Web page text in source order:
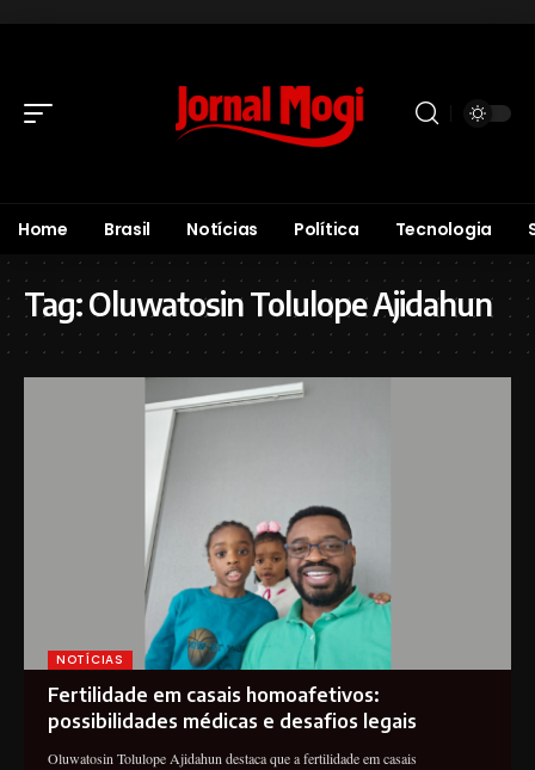
Home Brasil Notícias Política Tecnologia
Tag:Oluwatosin Tolulope Ajidahun
NOTÍCIAS
Fertilidade em casais homoafetivos:
possibilidades médicas e desafios legais
Oluwatosin Tolulope Ajidahun destaca que a fertilidade em casais